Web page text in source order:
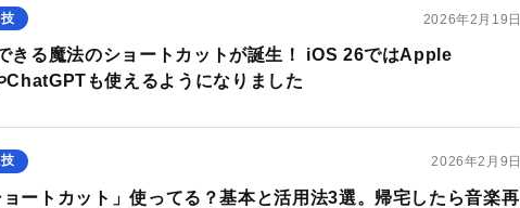
2026年2月19日
きる魔法のショートカットが誕生！ iOS 26ではApple
も使えるようになりました
2026年2月9日
ートカット」使ってる？基本と活用法3選。帰宅したら音楽再